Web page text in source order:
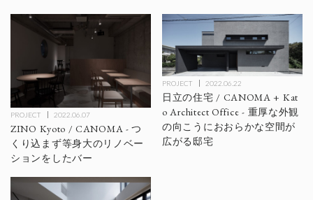
PROJECT 2022.06.07
ZINO Kyoto / CANOMA - つ
くり込まず等身大のリノベー
ションをしたバー
PROJECT 2022.06.22
日立の住宅 / CANOMA + Kat
o Architect Office - 重厚な外観
の向こうにおおらかな空間が
広がる邸宅